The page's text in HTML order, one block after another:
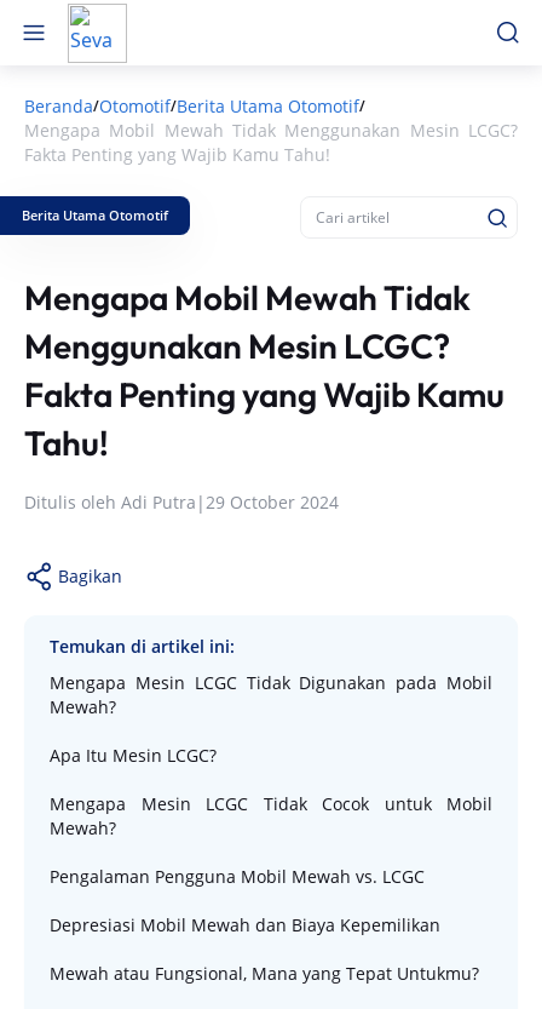
Beranda/Otomotif/Berita Utama Otomotif/
Mengapa Mobil Mewah Tidak Menggunakan Mesin LCGC?
Fakta Penting yang Wajib Kamu Tahu!
Berita Utama Otomotif
Mengapa Mobil Mewah Tidak
Menggunakan Mesin LCGC?
Fakta Penting yang Wajib Kamu
Tahu!
Ditulis oleh Adi Putra |29 October 2024
Bagikan
Temukan di artikel ini:
Mengapa Mesin LCGC Tidak Digunakan pada Mobil
Mewah?
Apa Itu Mesin LCGC?
Mengapa Mesin LCGC Tidak Cocok untuk Mobil
Mewah?
Pengalaman Pengguna Mobil Mewah vs. LCGC
Depresiasi Mobil Mewah dan Biaya Kepemilikan
Mewah atau Fungsional, Mana yang Tepat Untukmu?